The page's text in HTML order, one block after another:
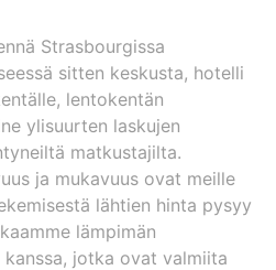
Strasbourgissa
sitten keskusta, hotelli
lentokentän
ylisuurten laskujen
matkustajilta.
ja mukavuus ovat meille
lähtien hinta pysyy
lämpimän
jotka ovat valmiita